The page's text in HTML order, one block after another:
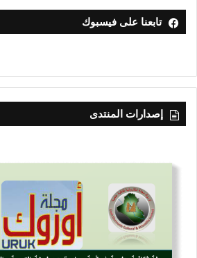
تابعنا على فيسبوك
إصدارات المنتدى